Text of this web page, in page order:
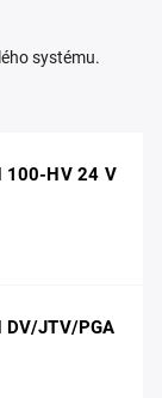
systému.
100-HV 24 V
DV/JTV/PGA